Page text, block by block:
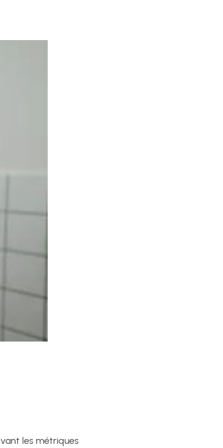
les métriques